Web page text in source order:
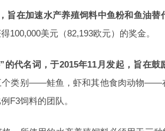
， 旨在加速水产养殖饲料中鱼粉和鱼油替
100,000美元（82,193欧元）的奖金。
的代名词，于2015年11月发起，旨在
个类别——鲑鱼，虾和其他食肉动物——
F3饲料的团队。